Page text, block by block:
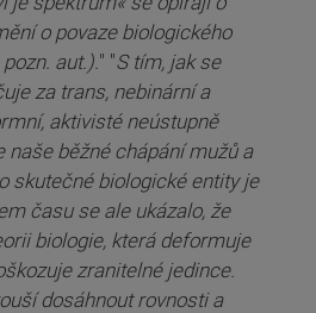
o povaze biologického
aut.)." "S tím, jak se
za trans, nebinární a
aktivisté neústupně
naše běžné chápání mužů a
skutečné biologické entity je
času se ale ukázalo, že
biologie, která deformuje
zranitelné jedince.
dosáhnout rovnosti a